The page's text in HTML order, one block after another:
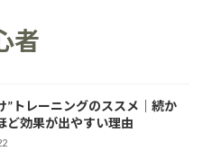
者
”トレーニングのススメ｜続か
ど効果が出やすい理由